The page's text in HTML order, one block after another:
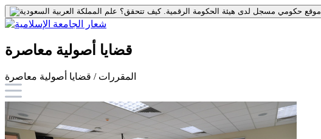
موقع حكومي مسجل لدى هيئة الحكومة الرقمية.كيف تتحقق؟
قضايا أصولية معاصرة
المقررات / قضايا أصولية معاصرة